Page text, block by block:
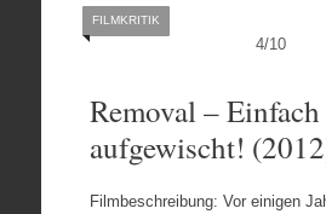
4/10
FILMKRITIK
Removal – Einfach
aufgewischt!
Filmbeschreibung: Vor einigen